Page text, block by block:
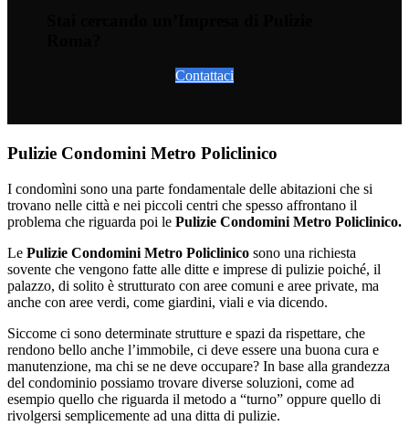
Contattaci
Pulizie Condomini Metro Policlinico
I condomìni sono una parte fondamentale delle abitazioni che si
trovano nelle città e nei piccoli centri che spesso affrontano il
problema che riguarda poi le Pulizie Condomini Metro Policlinico.
Le Pulizie Condomini Metro Policlinico sono una richiesta
sovente che vengono fatte alle ditte e imprese di pulizie poiché, il
palazzo, di solito è strutturato con aree comuni e aree private, ma
anche con aree verdi, come giardini, viali e via dicendo.
Siccome ci sono determinate strutture e spazi da rispettare, che
rendono bello anche l’immobile, ci deve essere una buona cura e
manutenzione, ma chi se ne deve occupare? In base alla grandezza
del condominio possiamo trovare diverse soluzioni, come ad
esempio quello che riguarda il metodo a “turno” oppure quello di
rivolgersi semplicemente ad una ditta di pulizie.